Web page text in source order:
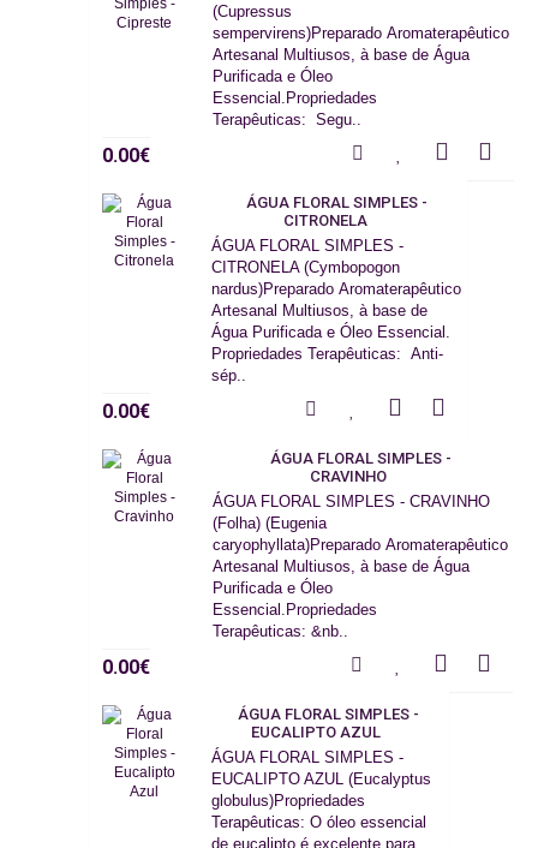
(Cupressus
sempervirens)Preparado Aromaterapêutico
Artesanal Multiusos, à base de Água
Purificada e Óleo
Essencial.Propriedades
Terapêuticas: Segu..
0.00€
ÁGUA FLORAL SIMPLES -
CITRONELA
ÁGUA FLORAL SIMPLES -
CITRONELA (Cymbopogon
nardus)Preparado Aromaterapêutico
Artesanal Multiusos, à base de
Água Purificada e Óleo Essencial.
Propriedades Terapêuticas: Anti-
sép..
0.00€
ÁGUA FLORAL SIMPLES -
CRAVINHO
ÁGUA FLORAL SIMPLES - CRAVINHO
(Folha) (Eugenia
caryophyllata)Preparado Aromaterapêutico
Artesanal Multiusos, à base de Água
Purificada e Óleo
Essencial.Propriedades
Terapêuticas: &nb..
0.00€
ÁGUA FLORAL SIMPLES -
EUCALIPTO AZUL
ÁGUA FLORAL SIMPLES -
EUCALIPTO AZUL (Eucalyptus
globulus)Propriedades
Terapêuticas: O óleo essencial
de eucalipto é excelente para